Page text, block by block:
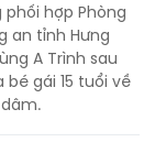
phối hợp Phòng
an tỉnh Hưng
A Trình sau
gái 15 tuổi về